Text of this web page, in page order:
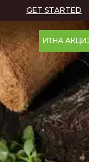
GET STARTED
ИТНА